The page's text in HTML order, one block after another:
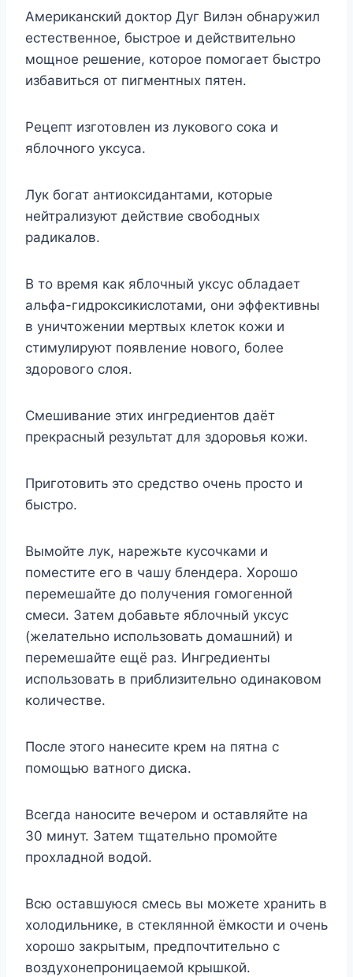
Американский доктор Дуг Вилэн обнаружил
естественное, быстрое и действительно
мощное решение, которое помогает быстро
избавиться от пигментных пятен.
Рецепт изготовлен из лукового сока и
яблочного уксуса.
Лук богат антиоксидантами, которые
нейтрализуют действие свободных
радикалов.
В то время как яблочный уксус обладает
альфа-гидроксикислотами, они эффективны
в уничтожении мертвых клеток кожи и
стимулируют появление нового, более
здорового слоя.
Смешивание этих ингредиентов даёт
прекрасный результат для здоровья кожи.
Приготовить это средство очень просто и
быстро.
Вымойте лук, нарежьте кусочками и
поместите его в чашу блендера. Хорошо
перемешайте до получения гомогенной
смеси. Затем добавьте яблочный уксус
(желательно использовать домашний) и
перемешайте ещё раз. Ингредиенты
использовать в приблизительно одинаковом
количестве.
После этого нанесите крем на пятна с
помощью ватного диска.
Всегда наносите вечером и оставляйте на
30 минут. Затем тщательно промойте
прохладной водой.
Всю оставшуюся смесь вы можете хранить в
холодильнике, в стеклянной ёмкости и очень
хорошо закрытым, предпочтительно с
воздухонепроницаемой крышкой.